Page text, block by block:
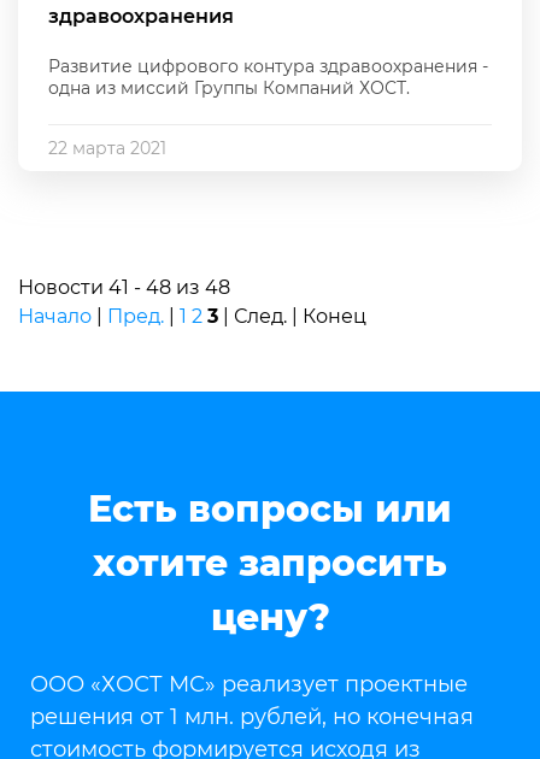
здравоохранения
Развитие цифрового контура здравоохранения -
одна из миссий Группы Компаний ХОСТ.
22 марта 2021
Новости 41 - 48 из 48
Начало
Пред. 1 2 3 | След. | Конец
Есть вопросы или
хотите запросить
цену?
ООО «ХОСТ МС» реализует проектные
решения от 1 млн. рублей, но конечная
стоимость формируется исходя из